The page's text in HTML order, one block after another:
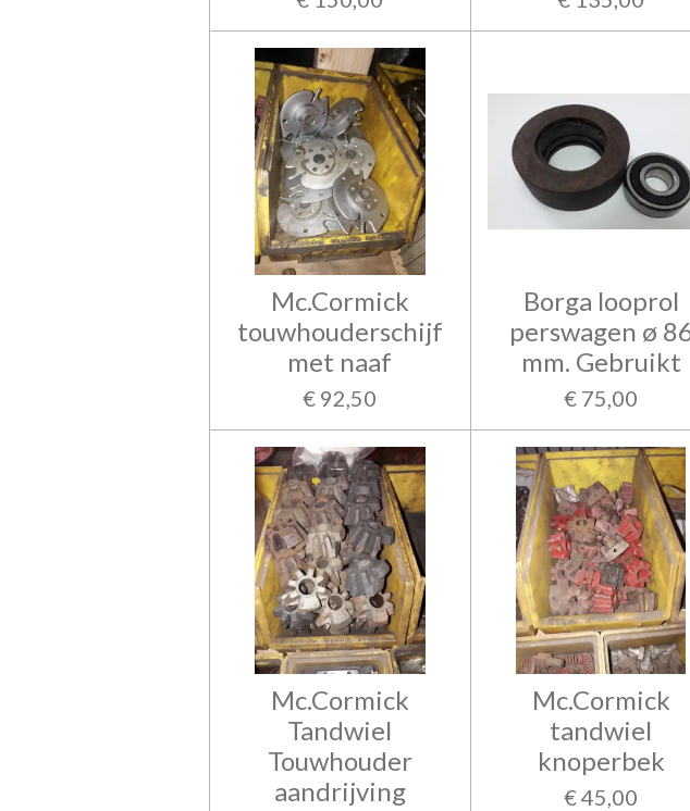
Mc.Cormick
touwhouderschijf
met naaf
€ 92,50
Borga looprol
perswagen ø
mm. Gebruikt
€ 75,00
Mc.Cormick
Tandwiel
Touwhouder
aandrijving
Mc.Cormick
tandwiel
knoperbek
€ 45,00